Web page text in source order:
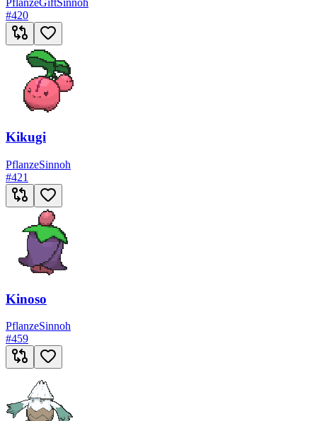
PflanzeGiftSinnoh
#420
Kikugi
PflanzeSinnoh
#421
Kinoso
PflanzeSinnoh
#459